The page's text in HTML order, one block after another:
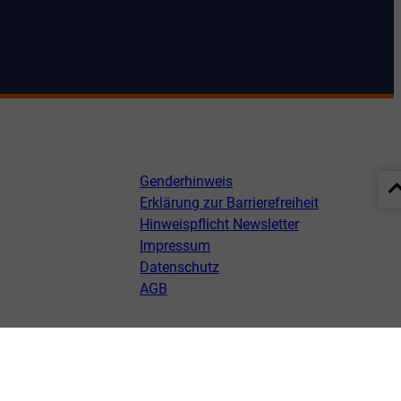
Genderhinweis
Erklärung zur Barrierefreiheit
Hinweispflicht Newsletter
Impressum
Datenschutz
AGB